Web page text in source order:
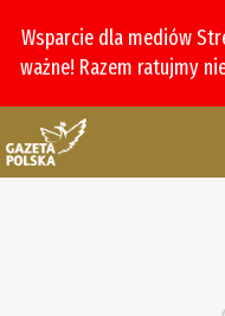
Wsparcie dla mediów
ważne! Razem ratujmy